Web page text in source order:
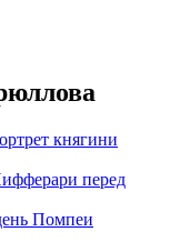
княгини
перед
Помпеи